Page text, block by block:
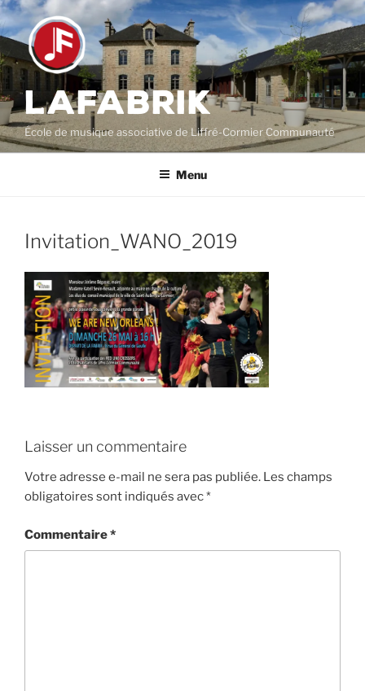
Aller
au
contenu
principal
LAFABRIK
École de musique associative de Liffré-Cormier Communauté
Menu
Invitation_WANO_2019
Laisser un commentaire
Votre adresse e-mail ne sera pas publiée. Les champs
obligatoires sont indiqués avec*
Commentaire*